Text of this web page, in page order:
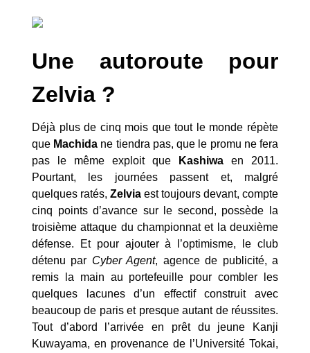
Une autoroute pour
Zelvia ?
Déjà plus de cinq mois que tout le monde répète
que Machida ne tiendra pas, que le promu ne fera
pas le même exploit que
Kashiwa en 2011.
Pourtant, les journées passent et, malgré
quelques ratés, Zelvia est toujours devant, compte
cinq points d’avance sur le second, possède la
troisième attaque du championnat et la deuxième
défense. Et pour ajouter à l’optimisme, le club
détenu par Cyber Agent, agence de publicité, a
remis la main au portefeuille pour combler les
quelques lacunes d’un effectif construit avec
beaucoup de paris et presque autant de réussites.
Tout d’abord l’arrivée en prêt du jeune Kanji
Kuwayama, en provenance de l’Université Tokai,